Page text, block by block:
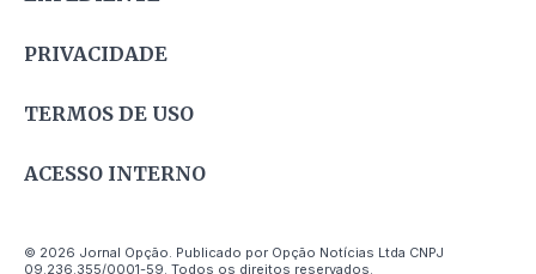
PRIVACIDADE
TERMOS DE USO
ACESSO INTERNO
© 2026 Jornal Opção. Publicado por Opção Notícias Ltda CNPJ
09.236.355/0001-59. Todos os direitos reservados.